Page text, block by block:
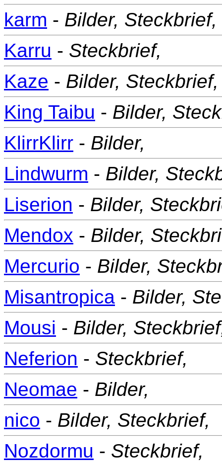
karm - Bilder, Steckbrief,
Karru - Steckbrief,
Kaze - Bilder, Steckbrief,
King Taibu - Bilder,
KlirrKlirr - Bilder,
Lindwurm - Bilder,
Liserion - Bilder,
Mendox - Bilder,
Mercurio - Bilder,
Misantropica - Bilder,
Mousi - Bilder,
Neferion - Steckbrief,
Neomae - Bilder,
nico - Bilder, Steckbrief,
Nozdormu - Steckbrief,